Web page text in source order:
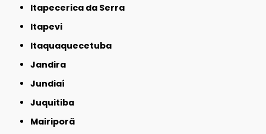
Itapecerica da Serra
Itapevi
Itaquaquecetuba
Jandira
Jundiaí
Juquitiba
Mairiporã